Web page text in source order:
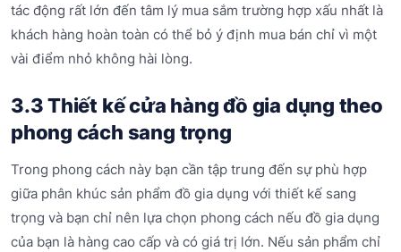
tác động rất lớn đến tâm lý mua sắm trường hợp xấu nhất là
khách hàng hoàn toàn có thể bỏ ý định mua bán chỉ vì một
vài điểm nhỏ không hài lòng.
3.3 Thiết kế cửa hàng đồ gia dụng theo
phong cách sang trọng
Trong phong cách này bạn cần tập trung đến sự phù hợp
giữa phân khúc sản phẩm đồ gia dụng với thiết kế sang
trọng và bạn chỉ nên lựa chọn phong cách nếu đồ gia dụng
của bạn là hàng cao cấp và có giá trị lớn. Nếu sản phẩm chỉ